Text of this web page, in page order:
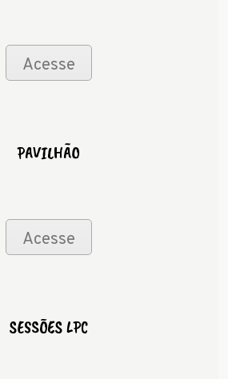
Acesse
PAVILHÃO
Acesse
SESSÕES LPC